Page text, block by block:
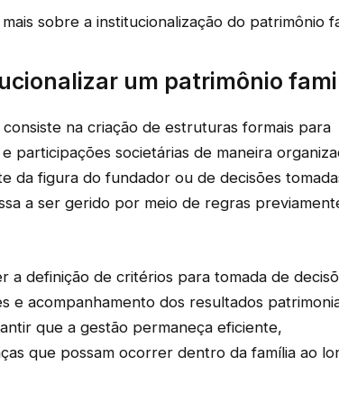
sobre a institucionalização do patrimônio
um patrimônio
na criação de estruturas formais para
participações societárias de maneira
da figura do fundador ou de decisões
a ser gerido por meio de regras
a definição de critérios para tomada de
e acompanhamento dos resultados
que a gestão permaneça eficiente,
que possam ocorrer dentro da família ao